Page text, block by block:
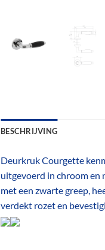
BESCHRIJVING
Deurkruk Courgette
uitgevoerd in chroom en
met een zwarte greep,
verdekt rozet en